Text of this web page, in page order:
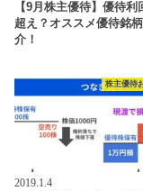
【9月株主優待】優待利
超え？オススメ優待銘
介！
株主優待
2019.1.4